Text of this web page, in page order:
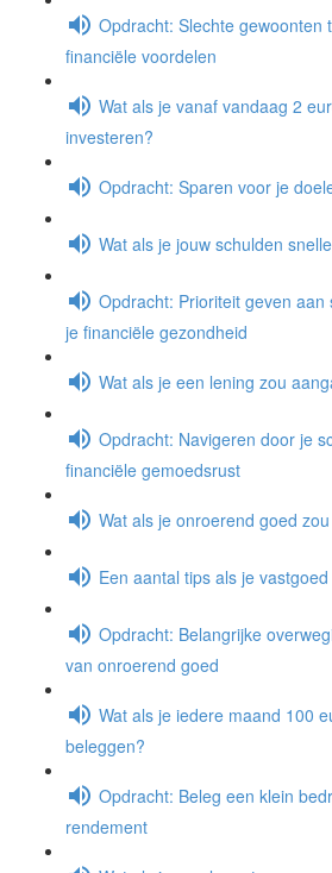
Opdracht: Slechte gewoonten
financiële voordelen
Wat als je vanaf vandaag 2
investeren?
Opdracht: Sparen voor je
Wat als je jouw schulden
Opdracht: Prioriteit geven
je financiële gezondheid
Wat als je een lening zou
Opdracht: Navigeren door je
financiële gemoedsrust
Wat als je onroerend goed
Een aantal tips als je
Opdracht: Belangrijke
van onroerend goed
Wat als je iedere maand 100
beleggen?
Opdracht: Beleg een klein
rendement